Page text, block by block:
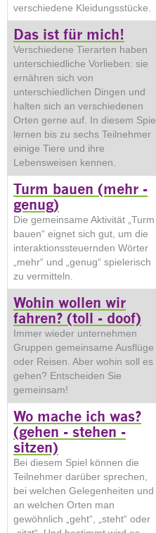
verschiedene Kleidungsstücke.
Das ist für mich!
Verschiedene Tierarten haben
unterschiedliche Vorlieben: sie
ernähren sich von
unterschiedlichen Dingen und
halten sich an verschiedenen
Orten gerne auf. In diesem
lernen bis zu sechs Teilnehmer
einige Tiere und ihre
Lebensweisen kennen.
Turm bauen (mehr -
genug)
Die gemeinsame Aktivität „Turm
bauen“ eignet sich gut, um die
interaktionssteuernden Wörter
„mehr“ und „genug“ spielerisch
zu vermitteln.
Wohin wollen wir
fahren? (toll - doof)
Immer wieder unternehmen
Gruppen gemeinsame Ausflüge
oder Reisen. Aber wohin soll es
gehen? Entscheiden Sie
gemeinsam!
Wo mache ich was?
(gehen - stehen -
sitzen)
Bei diesem Spiel können die
Teilnehmer darüber sprechen,
bei welchen Gelegenheiten und
an welchen Orten man
gewöhnlich „geht“, „steht“ oder